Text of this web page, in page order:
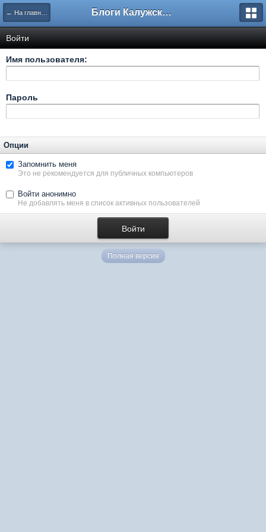
← На главную Блоги Калужского перекрестка
Войти
Имя пользователя:
Пароль
Опции
Запомнить меня
Это не рекомендуется для публичных компьютеров
Войти анонимно
Не добавлять меня в список активных пользователей
Полная версия